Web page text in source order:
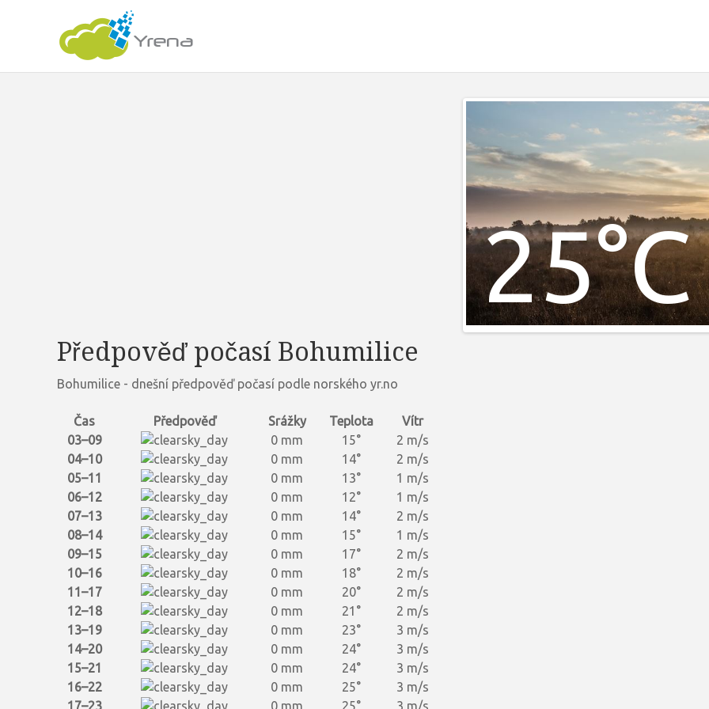
Předpověď počasí Bohumilice
Bohumilice - dnešní předpověď počasí podle norského yr.no
Čas Předpověď Srážky Teplota
Vítr
03–09
0 mm 15°
2 m/s
04–10
0 mm 14°
2 m/s
05–11
0 mm 13°
1 m/s
06–12
0 mm 12°
1 m/s
07–13
0 mm 14°
2 m/s
08–14
0 mm 15°
1 m/s
09–15
0 mm 17°
2 m/s
10–16
0 mm 18°
2 m/s
11–17
0 mm 20°
2 m/s
12–18
0 mm 21°
2 m/s
13–19
0 mm 23°
3 m/s
14–20
0 mm 24°
3 m/s
15–21
0 mm 24°
3 m/s
16–22
0 mm 25°
3 m/s
17–23
0 mm 25° 3 m/s
25°C